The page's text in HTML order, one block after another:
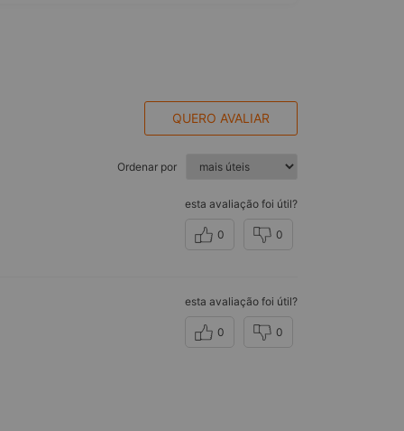
QUERO AVALIAR
Ordenar por
esta avaliação foi útil?
0 0
esta avaliação foi útil?
0 0